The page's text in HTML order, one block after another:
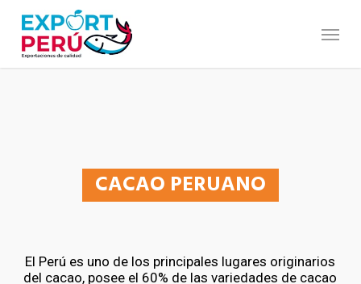
main
content
CACAO PERUANO
El Perú es uno de los principales lugares originarios
del cacao, posee el 60% de las variedades de cacao